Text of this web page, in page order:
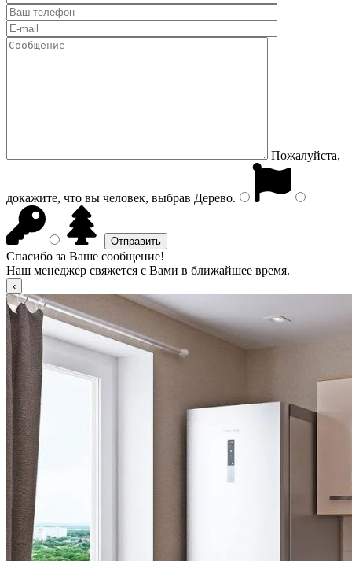
Пожалуйста,
докажите, что вы человек, выбрав Дерево.
Спасибо за Ваше сообщение!
Наш менеджер свяжется с Вами в ближайшее время.